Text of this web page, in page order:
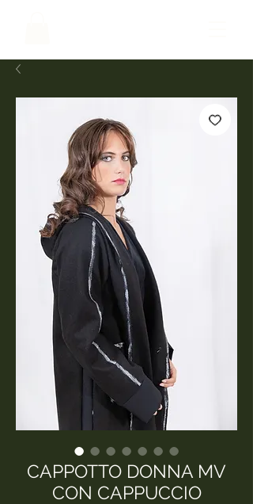
CAPPOTTO DONNA MV
CON CAPPUCCIO